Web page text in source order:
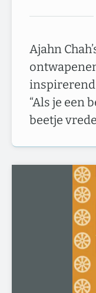
Ajahn
inspirerend
“Als je een
beetje